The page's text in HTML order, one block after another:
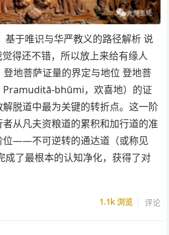
基于唯识与华严教义的路径解析 说
得还不错，所以放上来给有缘人
地菩萨证量的界定与地位 登地菩
Pramuditā-bhūmi，欢喜地）的证
脱道中最为关键的转折点。这一阶
从凡夫资粮道的累积和加行道的准
位——不可逆转的通达道（或称见
成了最根本的认知净化，获得了对
1.1k浏览 评论